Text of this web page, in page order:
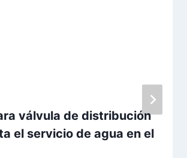
válvula de distribución
el servicio de agua en el